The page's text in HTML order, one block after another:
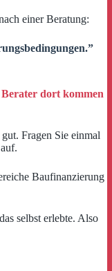
einer Beratung:
Berater dort kommen
Fragen Sie einmal
Baufinanzierung
selbst erlebte. Also